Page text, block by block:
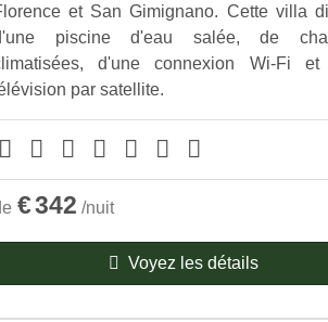
et San Gimignano. Cette villa
piscine d'eau salée, de
d'une connexion Wi-Fi et
par satellite.
€342 /nuit
Voyez les détails